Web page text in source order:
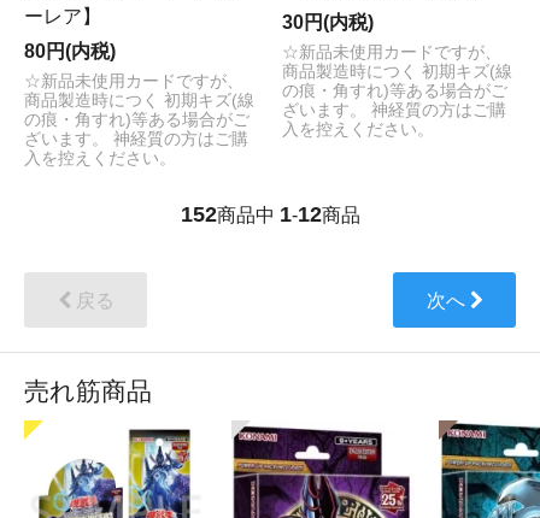
ーレア】
80円(内税)
☆新品未使用カードですが、
商品製造時につく 初期キズ(線
の痕・角すれ)等ある場合がご
ざいます。 神経質の方はご購
入を控えください。
30円(内税)
☆新品未使用カードですが、
商品製造時につく 初期キズ(線
の痕・角すれ)等ある場合がご
ざいます。 神経質の方はご購
入を控えください。
152商品中 1-12商品
戻る 次へ
売れ筋商品